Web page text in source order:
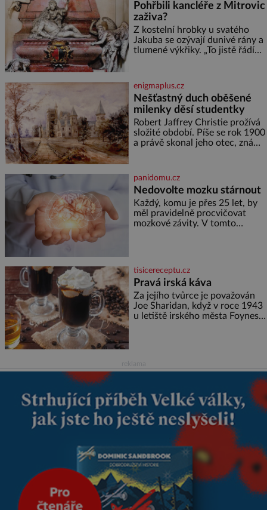
zdát bezvýznamná. Teprve když
se spojí s dalšími desítkami tisíc
příslušnic svého včelstva,
vznikne jeden z
nejdokonalejších organismů
Pohřbili kancléře z Mitrovic
zaživa?
Z kostelní hrobky u svatého
Jakuba se ozývají dunivé rány a
tlumené výkřiky. „To jistě řádí
nikdo neodvážil podzemní
hrobku otevřít a její poklop tak
raději jen skrápí svěcenou
vodou. Za několik dní divné
burácení skutečně ustane. Když
o mnoho let později hrobku
enigmaplus.cz
Nešťastný duch oběšené
milenky děsí studentky
Robert Jaffrey Christie prožívá
složité období. Píše se rok 1900
a právě skonal jeho otec, známý
ale doprovázena ohromným
dědictvím
panidomu.cz
Nedovolte mozku stárnout
Každý, komu je přes 25 let, by
měl pravidelně procvičovat
mozkové závity. V tomto
marně v paměti lovíte název
knížky, kterou jste nedávno
přečetli. Je to opravdu tak, s
věkem jako kdyby se paměť
rozhodla stávkovat. Cvičte
tisicereceptu.cz
Pravá irská káva
Za jejího tvůrce je považován
Joe Sharidan, když v roce 1943
u letiště irského města Foynes